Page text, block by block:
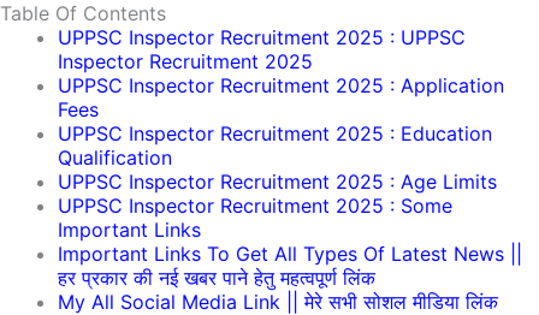
Table Of Contents
UPPSC Inspector Recruitment 2025 : UPPSC
Inspector Recruitment 2025
UPPSC Inspector Recruitment 2025 : Application
Fees
UPPSC Inspector Recruitment 2025 : Education
Qualification
UPPSC Inspector Recruitment 2025 : Age Limits
UPPSC Inspector Recruitment 2025 : Some
Important Links
Important Links To Get All Types Of Latest News ||
हर प्रकार की नई खबर पाने हेतु महत्वपूर्ण लिंक
My All Social Media Link || मेरे सभी सोशल मीडिया लिंक